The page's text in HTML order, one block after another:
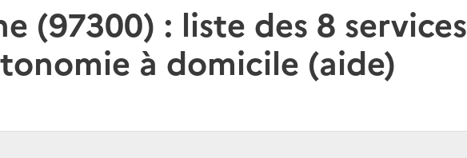
(97300) : liste des 8 services
à domicile (aide)